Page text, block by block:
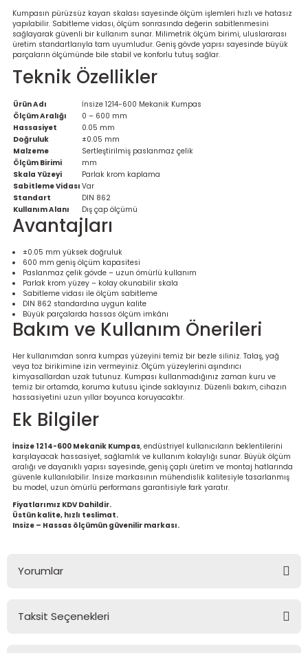
Kumpasın pürüzsüz kayan skalası sayesinde ölçüm işlemleri hızlı ve hatasız
yapılabilir. Sabitleme vidası, ölçüm sonrasında değerin sabitlenmesini
sağlayarak güvenli bir kullanım sunar. Milimetrik ölçüm birimi, uluslararası
üretim standartlarıyla tam uyumludur. Geniş gövde yapısı sayesinde büyük
parçaların ölçümünde bile stabil ve konforlu tutuş sağlar.
Teknik Özellikler
Ürün Adı
İnsize 1214-600 Mekanik Kumpas
Ölçüm Aralığı
0 – 600 mm
Hassasiyet
0.05 mm
Doğruluk
±0.05 mm
Malzeme
Sertleştirilmiş paslanmaz çelik
Ölçüm Birimi
mm
Skala Yüzeyi
Parlak krom kaplama
Sabitleme Vidası Var
Standart
DIN 862
Kullanım Alanı
Dış çap ölçümü
Avantajları
±0.05 mm yüksek doğruluk
600 mm geniş ölçüm kapasitesi
Paslanmaz çelik gövde – uzun ömürlü kullanım
Parlak krom yüzey – kolay okunabilir skala
Sabitleme vidası ile ölçüm sabitleme
DIN 862 standardına uygun kalite
Büyük parçalarda hassas ölçüm imkânı
Bakım ve Kullanım Önerileri
Her kullanımdan sonra kumpas yüzeyini temiz bir bezle siliniz. Talaş, yağ
veya toz birikimine izin vermeyiniz. Ölçüm yüzeylerini aşındırıcı
kimyasallardan uzak tutunuz. Kumpası kullanmadığınız zaman kuru ve
temiz bir ortamda, koruma kutusu içinde saklayınız. Düzenli bakım, cihazın
hassasiyetini uzun yıllar boyunca koruyacaktır.
Ek Bilgiler
İnsize 1214-600 Mekanik Kumpas, endüstriyel kullanıcıların beklentilerini
karşılayacak hassasiyet, sağlamlık ve kullanım kolaylığı sunar. Büyük ölçüm
aralığı ve dayanıklı yapısı sayesinde, geniş çaplı üretim ve montaj hatlarında
güvenle kullanılabilir. Insize markasının mühendislik kalitesiyle tasarlanmış
bu model, uzun ömürlü performans garantisiyle fark yaratır.
Fiyatlarımız KDV Dahildir.
Üstün kalite, hızlı teslimat.
Insize – Hassas ölçümün güvenilir markası.
Yorumlar
Bu ürüne ilk yorumu siz yapın!
Taksit Seçenekleri